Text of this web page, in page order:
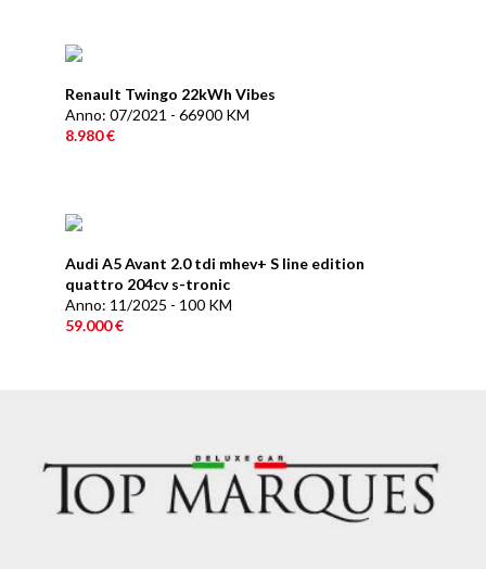
Renault Twingo 22kWh Vibes
Anno: 07/2021 - 66900 KM
8.980 €
Audi A5 Avant 2.0 tdi mhev+ S line edition
quattro 204cv s-tronic
Anno: 11/2025 - 100 KM
59.000 €